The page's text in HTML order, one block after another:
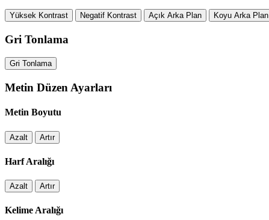
Yüksek Kontrast Negatif Kontrast Açık Arka Plan Koyu Arka Plan
Gri Tonlama
Gri Tonlama
Metin Düzen Ayarları
Metin Boyutu
Azalt Artır
Harf Aralığı
Azalt Artır
Kelime Aralığı